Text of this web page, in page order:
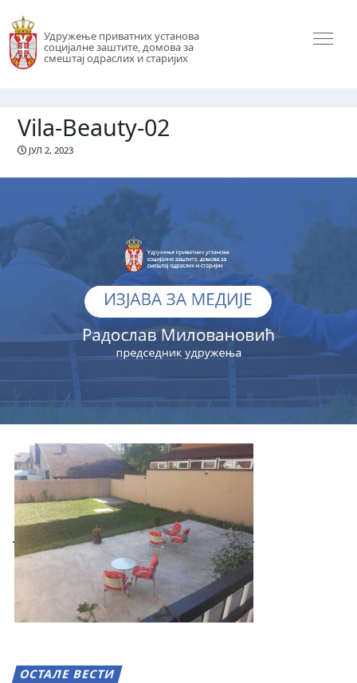
Удружење приватних установа
социјалне заштите, домова за
смештај одраслих и старијих
Vila-Beauty-02
ЈУЛ 2, 2023
ОСТАЛЕ ВЕСТИ